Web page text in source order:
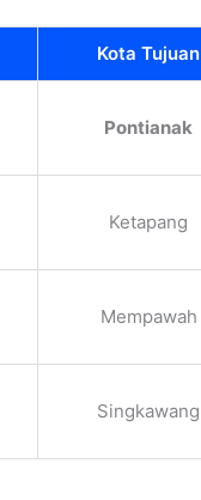
Kota Tujuan
Pontianak
Ketapang
Mempawah
Singkawang